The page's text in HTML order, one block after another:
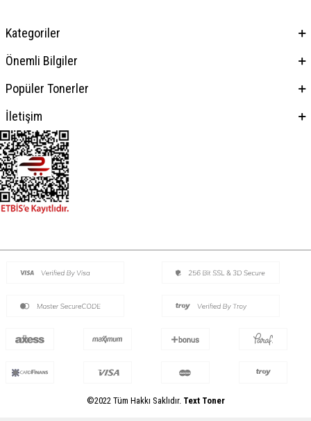
Kategoriler
Önemli Bilgiler
Popüler Tonerler
İletişim
©2022 Tüm Hakkı Saklıdır. Text Toner